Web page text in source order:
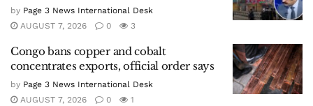
by Page 3 News International Desk
AUGUST 7, 2026
0 3
Congo bans copper and cobalt
concentrates exports, official order says
by Page 3 News International Desk
AUGUST 7, 2026
0 1